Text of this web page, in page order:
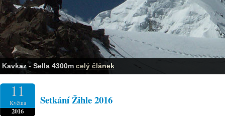
Kavkaz - Sella 4300m celý článek
11
Května
2016
Setkání Žihle 2016